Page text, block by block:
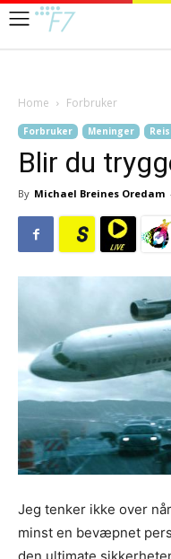
Home Forbruker
Forbruker Meninger
Blir du
By Michael Breines Oredam
Jeg tenker ikke over
minst en bevæpnet